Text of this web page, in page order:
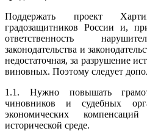
Поддержать проект
градозащитников России и,
ответственность
законодательства и
недостаточная, за разрушение
виновных. Поэтому следует
1.1. Нужно повышать
чиновников и судебных
экономических
исторической среде.